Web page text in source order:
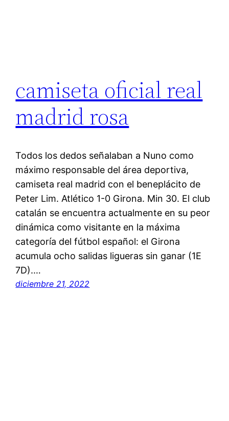
camiseta oficial real
madrid rosa
Todos los dedos señalaban a Nuno como
máximo responsable del área deportiva,
camiseta real madrid con el beneplácito de
Peter Lim. Atlético 1-0 Girona. Min 30. El club
catalán se encuentra actualmente en su peor
dinámica como visitante en la máxima
categoría del fútbol español: el Girona
acumula ocho salidas ligueras sin ganar (1E
7D).…
diciembre 21, 2022